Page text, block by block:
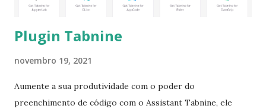
Plugin Tabnine
novembro 19, 2021
Aumente a sua produtividade com o poder do
preenchimento de código com o Assistant Tabnine, ele